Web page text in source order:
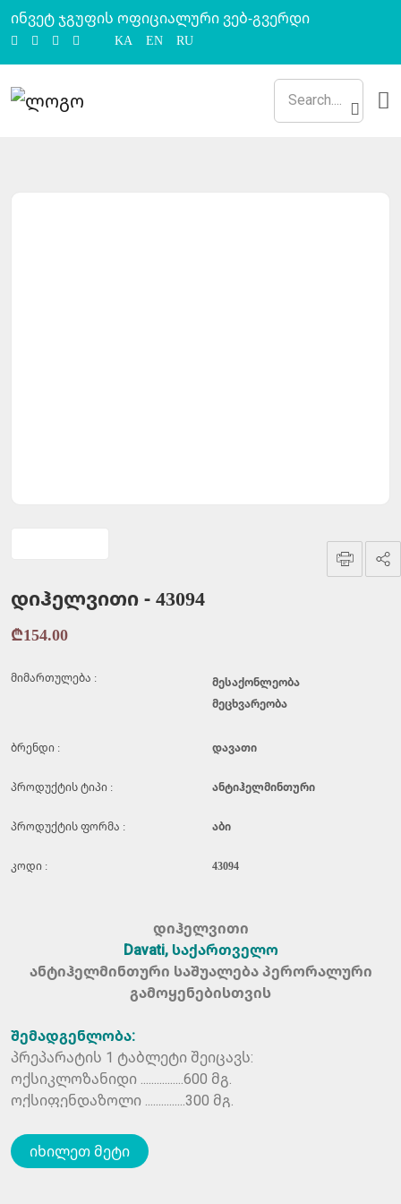
ინვეტ ჯგუფის ოფიციალური ვებ-გვერდი
KA EN RU
დიჰელვითი - 43094
₾154.00
მიმართულება :
მესაქონლეობა
მეცხვარეობა
ბრენდი : დავათი
პროდუქტის ტიპი : ანტიჰელმინთური
პროდუქტის ფორმა : აბი
კოდი : 43094
დიჰელვითი
Davati, საქართველო
ანტიჰელმინთური საშუალება პერორალური
გამოყენებისთვის
შემადგენლობა:
პრეპარატის 1 ტაბლეტი შეიცავს:
ოქსიკლოზანიდი ................600 მგ.
ოქსიფენდაზოლი ...............300 მგ.
ჩვენებები:
დიჰელვითი გამოიყენება
იხილეთ მეტი